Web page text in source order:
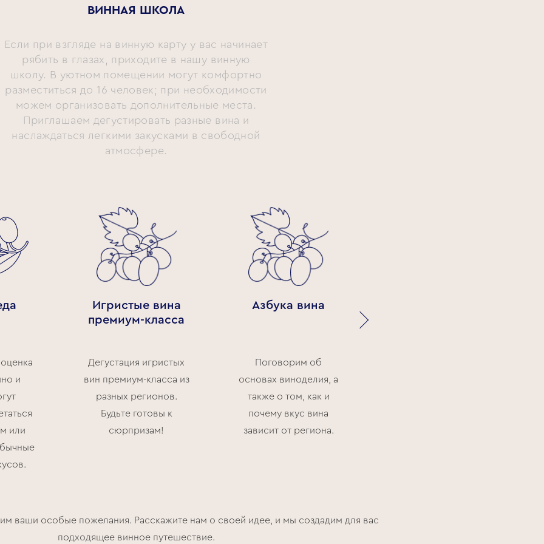
ВИННАЯ ШКОЛА
Если при взгляде на винную карту у вас начинает
рябить в глазах, приходите в нашу винную
школу. В уютном помещении могут комфортно
разместиться до 16 человек; при необходимости
можем организовать дополнительные места.
Приглашаем дегустировать разные вина и
наслаждаться легкими закусками в свободной
атмосфере.
и
или
Игристые вина
премиум-класса
Дегустация игристых
вин премиум-класса из
разных регионов.
Будьте готовы к
сюрпризам!
Азбука вина
Поговорим об
основах виноделия, а
также о том, как и
почему вкус вина
зависит от региона.
ваши особые пожелания. Расскажите нам о своей идее, и мы создадим для вас
подходящее винное путешествие.